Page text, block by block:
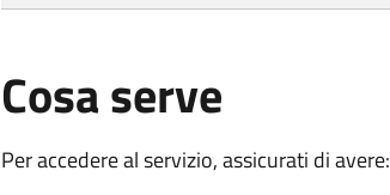
Cosa serve
Per accedere al servizio, assicurati di avere: